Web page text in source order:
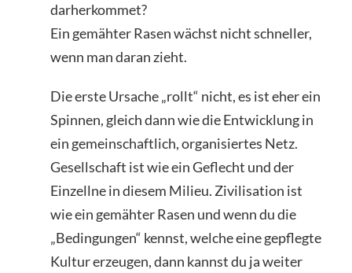
darherkommet?
Ein gemähter Rasen wächst nicht schneller,
wenn man daran zieht.
Die erste Ursache „rollt“ nicht, es ist eher ein
Spinnen, gleich dann wie die Entwicklung in
ein gemeinschaftlich, organisiertes Netz.
Gesellschaft ist wie ein Geflecht und der
Einzellne in diesem Milieu. Zivilisation ist
wie ein gemähter Rasen und wenn du die
„Bedingungen“ kennst, welche eine gepflegte
Kultur erzeugen, dann kannst du ja weiter